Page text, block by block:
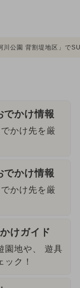
川公園 背割堤地区」で
でかけ情報
かけ先を厳
でかけ情報
かけ先を厳
けガイド
園地や、 遊具
ック！